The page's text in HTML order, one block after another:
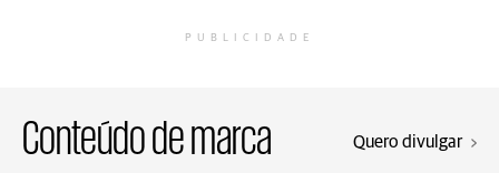
PUBLICIDADE
Conteúdo de marca Quero divulgar